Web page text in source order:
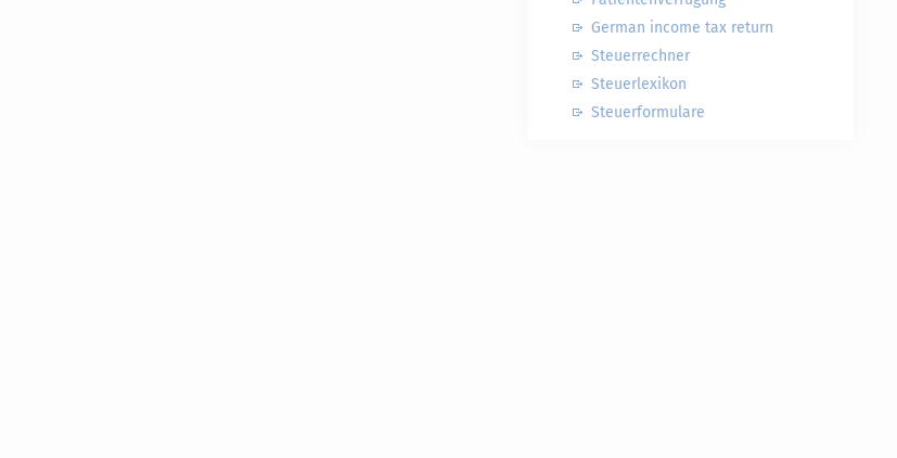
German income tax return
Steuerrechner
Steuerlexikon
Steuerformulare